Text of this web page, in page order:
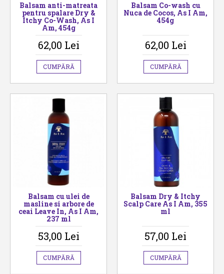
Balsam anti-matreata
pentru spalare Dry &
Itchy Co-Wash, As I
Am, 454g
62,00 Lei
CUMPĂRĂ
Balsam Co-wash cu
Nuca de Cocos, As I Am,
454g
62,00 Lei
CUMPĂRĂ
Balsam cu ulei de
masline si arbore de
ceai Leave In, As I Am,
237 ml
53,00 Lei
CUMPĂRĂ
Balsam Dry & Itchy
Scalp Care As I Am, 355
ml
57,00 Lei
CUMPĂRĂ